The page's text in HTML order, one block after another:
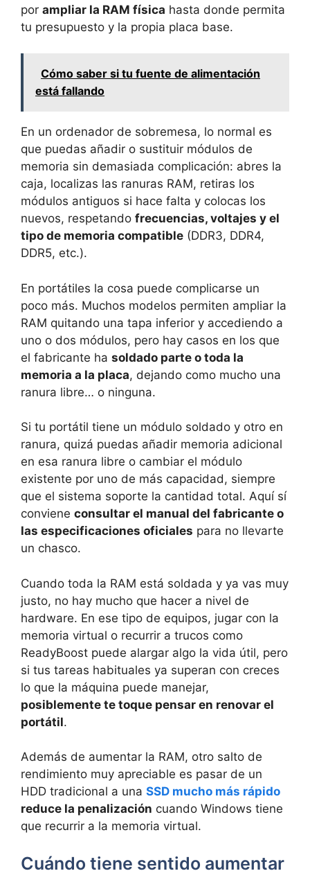
por ampliar la RAM física hasta donde permita
tu presupuesto y la propia placa base.
Cómo saber si tu fuente de alimentación
está fallando
En un ordenador de sobremesa, lo normal es
que puedas añadir o sustituir módulos de
memoria sin demasiada complicación: abres la
caja, localizas las ranuras RAM, retiras los
módulos antiguos si hace falta y colocas los
nuevos, respetando frecuencias, voltajes y el
tipo de memoria compatible (DDR3, DDR4,
DDR5, etc.).
En portátiles la cosa puede complicarse un
poco más. Muchos modelos permiten ampliar la
RAM quitando una tapa inferior y accediendo a
uno o dos módulos, pero hay casos en los que
el fabricante ha soldado parte o toda la
memoria a la placa, dejando como mucho una
ranura libre… o ninguna.
Si tu portátil tiene un módulo soldado y otro en
ranura, quizá puedas añadir memoria adicional
en esa ranura libre o cambiar el módulo
existente por uno de más capacidad, siempre
que el sistema soporte la cantidad total. Aquí sí
conviene consultar el manual del fabricante o
las especificaciones oficiales para no llevarte
un chasco.
Cuando toda la RAM está soldada y ya vas muy
justo, no hay mucho que hacer a nivel de
hardware. En ese tipo de equipos, jugar con la
memoria virtual o recurrir a trucos como
ReadyBoost puede alargar algo la vida útil, pero
si tus tareas habituales ya superan con creces
lo que la máquina puede manejar,
posiblemente te toque pensar en renovar el
portátil.
Además de aumentar la RAM, otro salto de
rendimiento muy apreciable es pasar de un
HDD tradicional a una SSD mucho más rápido
reduce la penalización cuando Windows tiene
que recurrir a la memoria virtual.
Cuándo tiene sentido aumentar